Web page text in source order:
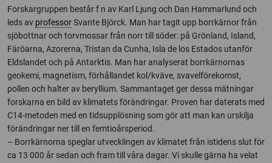
Forskargruppen består f n av Karl Ljung och Dan Hammarlund och
leds av professorSvante Björck. Man har tagit upp borrkärnor från
sjöbottnar och torvmossar från norr till söder: på Grönland, Island,
Färöarna, Azorerna, Tristan da Cunha, Isla de los Estados utanför
Eldslandet och på Antarktis. Man har analyserat borrkärnornas
geokemi, magnetism, förhållandet kol/kväve, svavelförekomst,
pollen och halter av beryllium. Sammantaget ger dessa mätningar
forskarna en bild av klimatets förändringar. Proven har daterats med
C14-metoden med en tidsupplösning som gör att man kan urskilja
förändringar ner till en femtioårsperiod.
– Borrkärnorna speglar utvecklingen av klimatet från istidens slut för
ca 13 000 år sedan och fram till våra dagar. Vi skulle gärna ha velat